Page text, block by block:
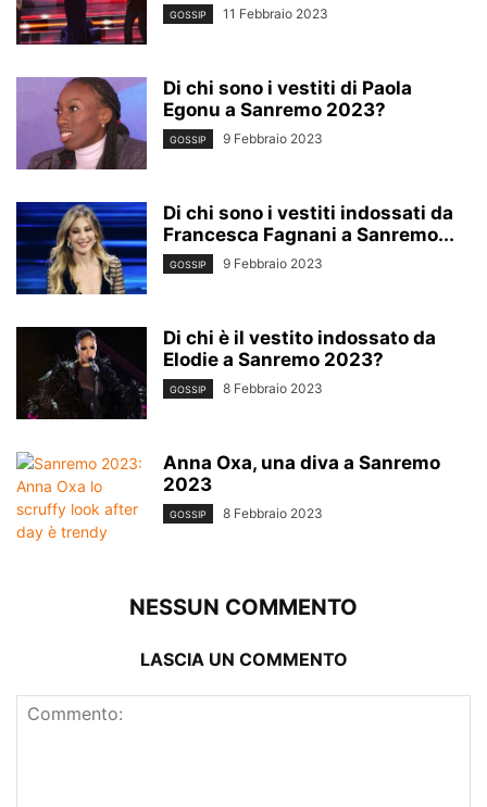
GOSSIP 11 Febbraio 2023
Di chi sono i vestiti di Paola
Egonu a Sanremo 2023?
GOSSIP 9 Febbraio 2023
Di chi sono i vestiti indossati da
Francesca Fagnani a Sanremo...
GOSSIP 9 Febbraio 2023
Di chi è il vestito indossato da
Elodie a Sanremo 2023?
GOSSIP 8 Febbraio 2023
Anna Oxa, una diva a Sanremo
2023
GOSSIP 8 Febbraio 2023
NESSUN COMMENTO
LASCIA UN COMMENTO